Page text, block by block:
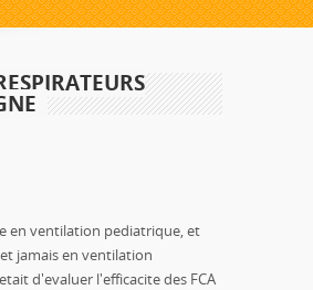
en ventilation pediatrique, et
jamais en ventilation
d'evaluer l'efficacite des FCA